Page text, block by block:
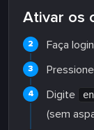
Ativar os
Faça
Pressione
Digite
(sem